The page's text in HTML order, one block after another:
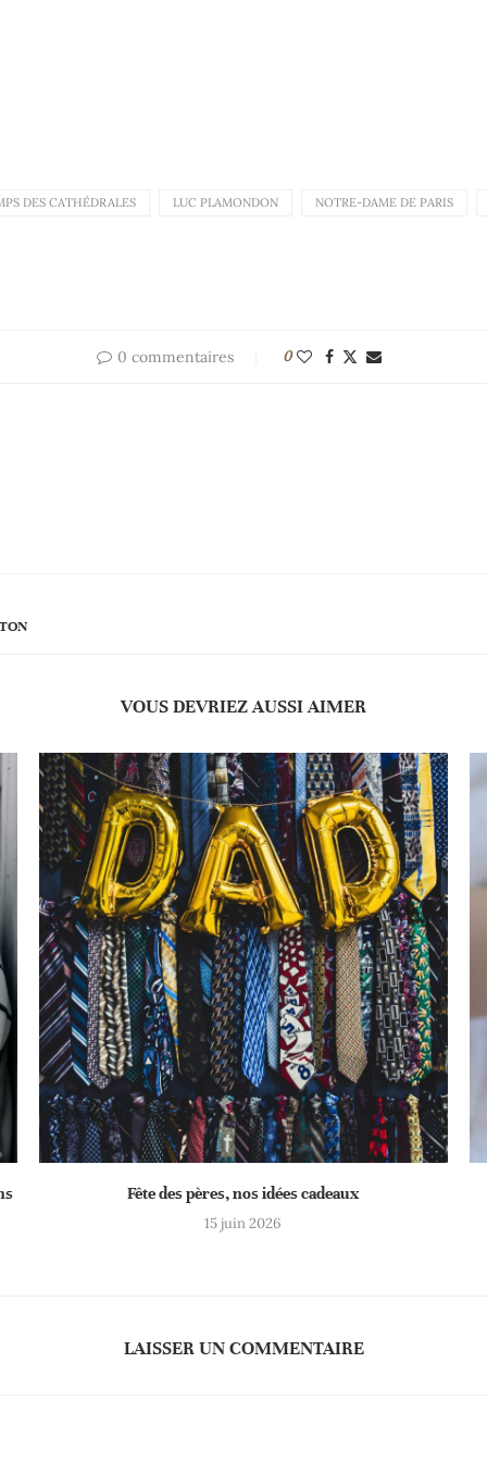
DES CATHÉDRALES LUC PLAMONDON NOTRE-DAME DE PARIS
0 commentaires 0
VOUS DEVRIEZ AUSSI AIMER
Fête des pères, nos idées cadeaux
15 juin 2026
LAISSER UN COMMENTAIRE